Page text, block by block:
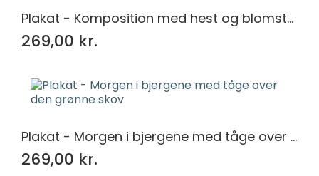
Plakat - Komposition med hest og blomster
269,00 kr.
Plakat - Morgen i bjergene med tåge over den grønne skov
269,00 kr.